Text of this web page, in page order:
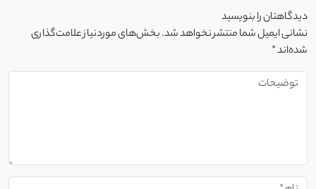
دیدگاهتان را بنویسید
نشانی ایمیل شما منتشر نخواهد شد.بخش‌های موردنیاز علامت‌گذاری
شده‌اند*